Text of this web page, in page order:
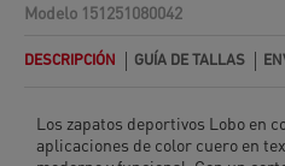
Modelo 151251080042
DESCRIPCIÓN GUÍA DE TALLAS
Los zapatos deportivos Lobo en
aplicaciones de color cuero en